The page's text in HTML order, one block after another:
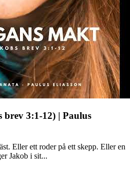
3:1-12) | Paulus
Eller ett roder på ett skepp. Eller en
Jakob i sit...